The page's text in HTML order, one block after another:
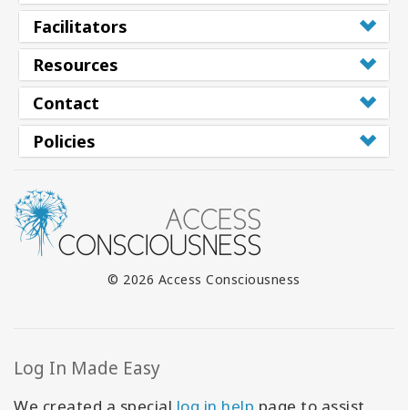
Facilitators
Resources
Contact
Policies
© 2026 Access Consciousness
Log In Made Easy
We created a special log in help page to assist